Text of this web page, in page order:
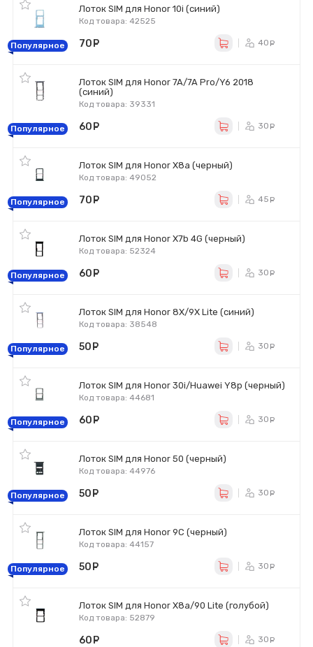
Лоток SIM для Honor 10i (синий)
Код товара: 42525
Популярное 70 40
Лоток SIM для Honor 7A/7A Pro/Y6 2018
(синий)
Код товара: 39331
Популярное 60 30
Лоток SIM для Honor X8a (черный)
Код товара: 49052
Популярное 70 45
Лоток SIM для Honor X7b 4G (черный)
Код товара: 52324
Популярное 60 30
Лоток SIM для Honor 8X/9X Lite (синий)
Код товара: 38548
Популярное 50 30
Лоток SIM для Honor 30i/Huawei Y8p (черный)
Код товара: 44681
Популярное 60 30
Лоток SIM для Honor 50 (черный)
Код товара: 44976
Популярное 50 30
Лоток SIM для Honor 9C (черный)
Код товара: 44157
Популярное 50 30
Лоток SIM для Honor X8a/90 Lite (голубой)
Код товара: 52879
60 30